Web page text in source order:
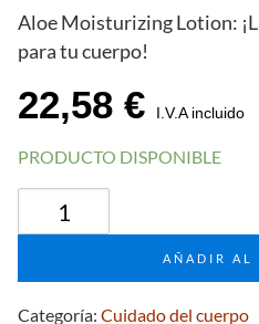
Aloe Moisturizing Lotion:
para tu cuerpo!
22,58 € I.V.A incluido
PRODUCTO DISPONIBLE
Moisturizing
para
el
AÑADIR AL
Categoría: Cuidado del cuerpo